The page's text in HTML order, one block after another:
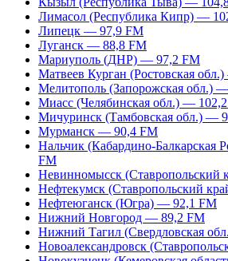
Лимасол (Республика Кипр) —
Липецк — 97,9 FM
Луганск — 88,8 FM
Мариуполь (ДНР) — 97,2 FM
Матвеев Курган (Ростовская
Мелитополь (Запорожская обл.)
Миасс (Челябинская обл.) —
Мичуринск (Тамбовская обл.) —
Мурманск — 90,4 FM
Нальчик (Кабардино-Балкарская
FM
Невинномысск (Ставропольский
Нефтекумск (Ставропольский
Нефтеюганск (Югра) — 92,1 FM
Нижний Новгород — 89,2 FM
Нижний Тагил (Свердловская
Новоалександровск